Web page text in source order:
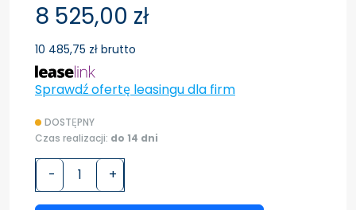
8 525,00 zł
10 485,75 zł brutto
Sprawdź ofertę leasingu dla firm
DOSTĘPNY
Czas realizacji: do 14 dni
- +